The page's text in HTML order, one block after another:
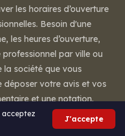
acceptez
J'accepte
les horaires d’ouverture
Besoin d'une
les heures d’ouverture,
professionnel par ville ou
la société que vous
déposer votre avis et vos
et une notation.
-Contact